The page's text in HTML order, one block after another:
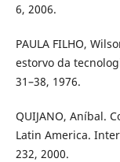
6, 2006.
PAULA FILHO,
estorvo da
31–38, 1976.
QUIJANO, Aníbal.
Latin America.
232, 2000.